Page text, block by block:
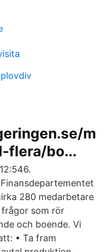
m
flera/bo...
280 medarbetare
som rör
och boende. Vi
• Ta fram